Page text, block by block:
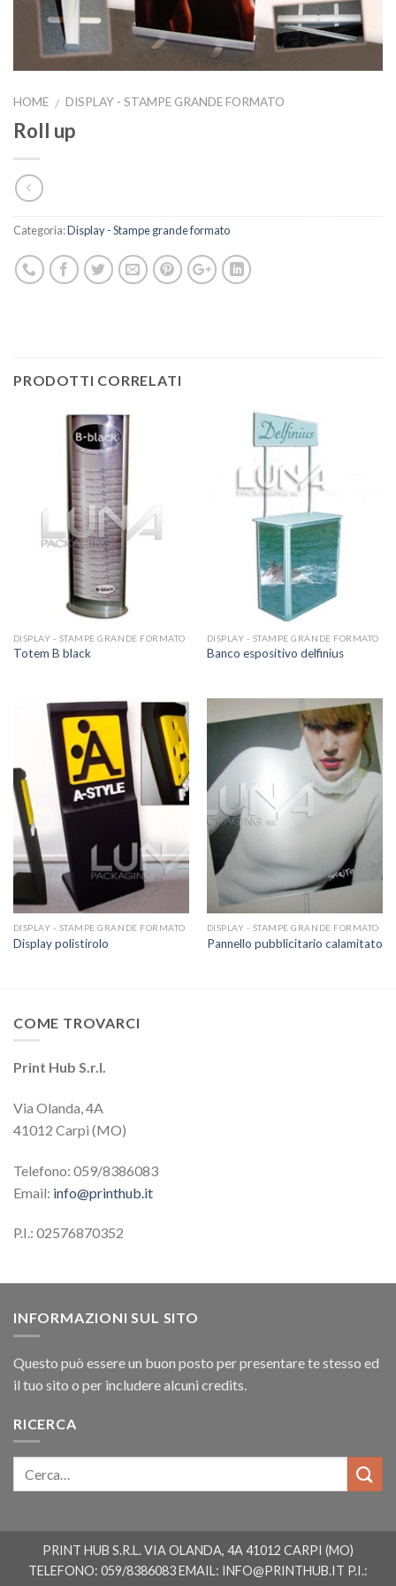
HOME / DISPLAY - STAMPE GRANDE FORMATO
Roll up
Categoria:Display - Stampe grande formato
PRODOTTI CORRELATI
DISPLAY - STAMPE GRANDE FORMATO
Totem B black
DISPLAY - STAMPE GRANDE FORMATO
Banco espositivo delfinius
DISPLAY - STAMPE GRANDE FORMATO
Display polistirolo
DISPLAY - STAMPE GRANDE FORMATO
Pannello pubblicitario calamitato
COME TROVARCI
Print Hub S.r.l.
Via Olanda, 4A
41012 Carpi (MO)
Telefono: 059/8386083
Email: info@printhub.it
P.I.: 02576870352
INFORMAZIONI SUL SITO
Questo può essere un buon posto per presentare te stesso ed
il tuo sito o per includere alcuni credits.
RICERCA
PRINT HUB S.R.L. VIA OLANDA, 4A 41012 CARPI (MO)
TELEFONO: 059/8386083 EMAIL: INFO@PRINTHUB.IT P.I.: